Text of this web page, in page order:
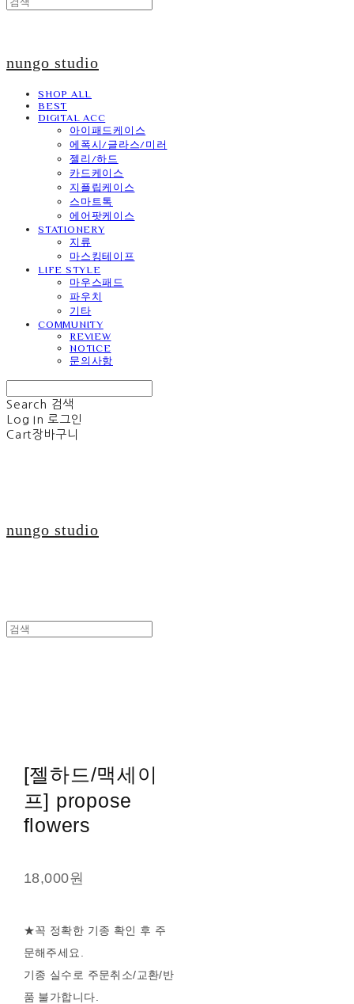
nungo studio
SHOP ALL
BEST
DIGITAL ACC
아이패드케이스
에폭시/글라스/미러
젤리/하드
카드케이스
지플립케이스
스마트톡
에어팟케이스
STATIONERY
지류
마스킹테이프
LIFE STYLE
마우스패드
파우치
기타
COMMUNITY
REVIEW
NOTICE
문의사항
Search 검색
Log In 로그인
Cart장바구니
nungo studio
[젤하드/맥세이
프] propose
flowers
18,000원
★꼭 정확한 기종 확인 후 주
문해주세요.
기종 실수로 주문취소/교환/반
품 불가합니다.